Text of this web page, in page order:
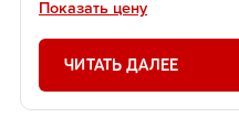
Показать цену
ЧИТАТЬ ДАЛЕЕ